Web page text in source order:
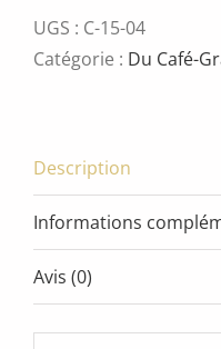
green
UGS : C-15-04
Catégorie : Du Café-
Description
Informations
Avis (0)